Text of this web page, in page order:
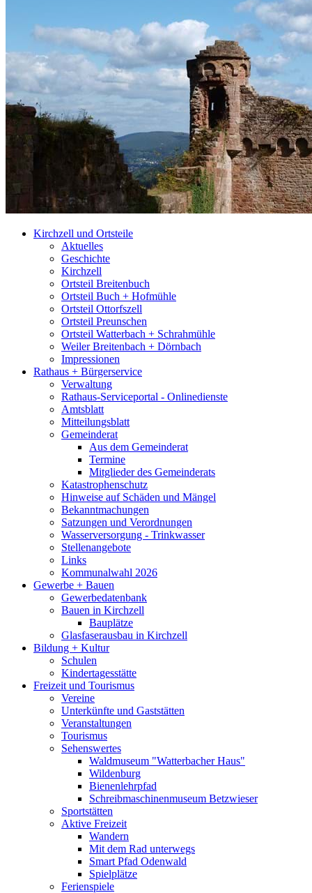
Kirchzell und Ortsteile
Aktuelles
Geschichte
Kirchzell
Ortsteil Breitenbuch
Ortsteil Buch + Hofmühle
Ortsteil Ottorfszell
Ortsteil Preunschen
Ortsteil Watterbach + Schrahmühle
Weiler Breitenbach + Dörnbach
Impressionen
Rathaus + Bürgerservice
Verwaltung
Rathaus-Serviceportal - Onlinedienste
Amtsblatt
Mitteilungsblatt
Gemeinderat
Aus dem Gemeinderat
Termine
Mitglieder des Gemeinderats
Katastrophenschutz
Hinweise auf Schäden und Mängel
Bekanntmachungen
Satzungen und Verordnungen
Wasserversorgung - Trinkwasser
Stellenangebote
Links
Kommunalwahl 2026
Gewerbe + Bauen
Gewerbedatenbank
Bauen in Kirchzell
Bauplätze
Glasfaserausbau in Kirchzell
Bildung + Kultur
Schulen
Kindertagesstätte
Freizeit und Tourismus
Vereine
Unterkünfte und Gaststätten
Veranstaltungen
Tourismus
Sehenswertes
Waldmuseum "Watterbacher Haus"
Wildenburg
Bienenlehrpfad
Schreibmaschinenmuseum Betzwieser
Sportstätten
Aktive Freizeit
Wandern
Mit dem Rad unterwegs
Smart Pfad Odenwald
Spielplätze
Ferienspiele